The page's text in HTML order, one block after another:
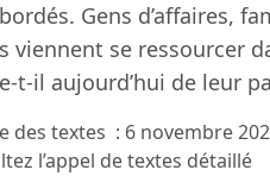
Gens d’affaires,
viennent se ressourcer
t-il aujourd’hui de leur
des textes : 6 novembre
l’appel de textes détaillé